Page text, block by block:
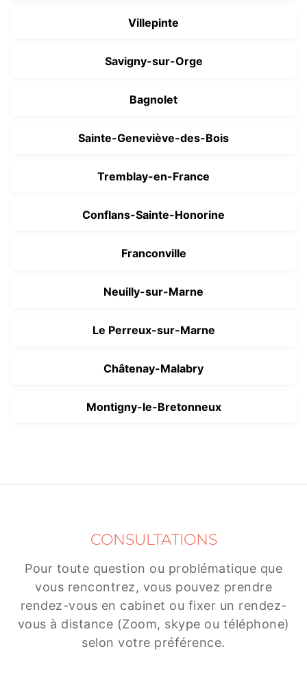
Villepinte
Savigny-sur-Orge
Bagnolet
Sainte-Geneviève-des-Bois
Tremblay-en-France
Conflans-Sainte-Honorine
Franconville
Neuilly-sur-Marne
Le Perreux-sur-Marne
Châtenay-Malabry
Montigny-le-Bretonneux
CONSULTATIONS
Pour toute question ou problématique que
vous rencontrez, vous pouvez prendre
rendez-vous en cabinet ou fixer un rendez-
vous à distance (Zoom, skype ou téléphone)
selon votre préférence.